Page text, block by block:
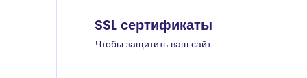
SSL сертификаты
Чтобы защитить ваш сайт